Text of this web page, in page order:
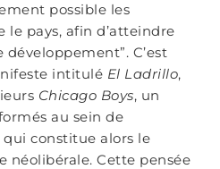
possible les
le pays, afin d’atteindre
C’est
intitulé El Ladrillo,
Chicago Boys, un
au sein de
qui constitue alors le
néolibérale. Cette pensée